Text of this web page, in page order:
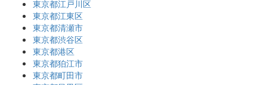
東京都江戸川区
東京都江東区
東京都清瀬市
東京都渋谷区
東京都港区
東京都狛江市
東京都町田市